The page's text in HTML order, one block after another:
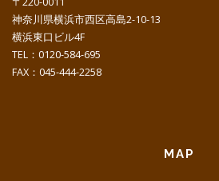
神奈川県横浜市西区高島2-10-13
横浜東口ビル4F
TEL：0120-584-695
FAX：045-444-2258
MAP